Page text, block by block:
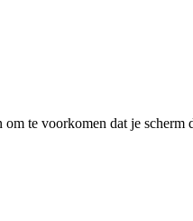
om te voorkomen dat je scherm